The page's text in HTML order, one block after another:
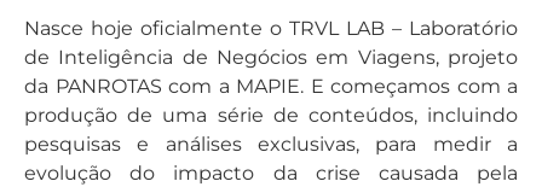
Nasce hoje oficialmente o TRVL LAB – Laboratório
de Inteligência de Negócios em Viagens, projeto
da PANROTAS com a MAPIE. E começamos com a
produção de uma série de conteúdos, incluindo
pesquisas e análises exclusivas, para medir a
evolução do impacto da crise causada pela